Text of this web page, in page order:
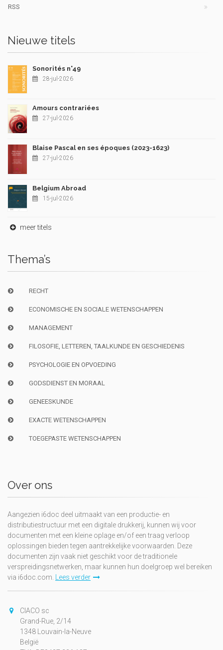
RSS
Nieuwe titels
Sonorités n°49
28-jul-2026
Amours contrariées
27-jul-2026
Blaise Pascal en ses époques (2023-1623)
27-jul-2026
Belgium Abroad
15-jul-2026
meer titels
Thema’s
RECHT
ECONOMISCHE EN SOCIALE WETENSCHAPPEN
MANAGEMENT
FILOSOFIE, LETTEREN, TAALKUNDE EN GESCHIEDENIS
PSYCHOLOGIE EN OPVOEDING
GODSDIENST EN MORAAL
GENEESKUNDE
EXACTE WETENSCHAPPEN
TOEGEPASTE WETENSCHAPPEN
Over ons
Aangezien i6doc deel uitmaakt van een productie- en
distributiestructuur met een digitale drukkerij, kunnen wij voor
documenten met een kleine oplage en/of een traag verloop
oplossingen bieden tegen aantrekkelijke voorwaarden. Deze
documenten zijn vaak niet geschikt voor de traditionele
verspreidingsnetwerken, maar kunnen hun doelgroep wel bereiken
via i6doc.com. Lees verder
CIACO sc
Grand-Rue, 2/14
1348 Louvain-la-Neuve
België